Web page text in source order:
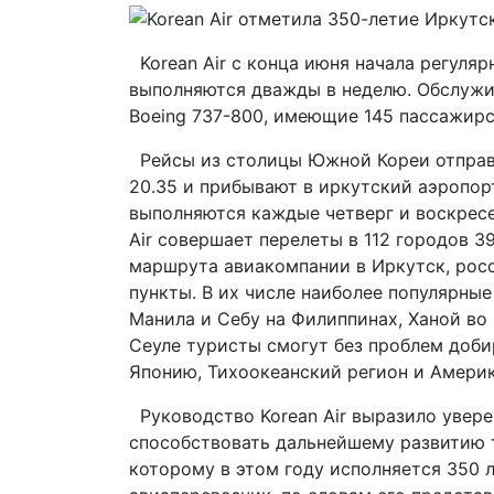
Korean Air с конца июня начала
выполняются дважды в неделю.
Boeing 737-800, имеющие 145
Рейсы из столицы Южной Кореи
20.35 и прибывают в иркутский
выполняются каждые четверг и
Air совершает перелеты в 112 городов
маршрута авиакомпании в Иркутск,
пункты. В их числе наиболее
Манила и Себу на Филиппинах, Ханой
Сеуле туристы смогут без проблем
Японию, Тихоокеанский регион и
Руководство Korean Air выразило
способствовать дальнейшему
которому в этом году исполняется